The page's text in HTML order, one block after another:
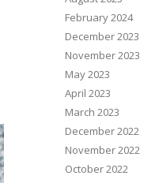
February 2024
December 2023
November 2023
May 2023
April 2023
March 2023
December 2022
November 2022
October 2022